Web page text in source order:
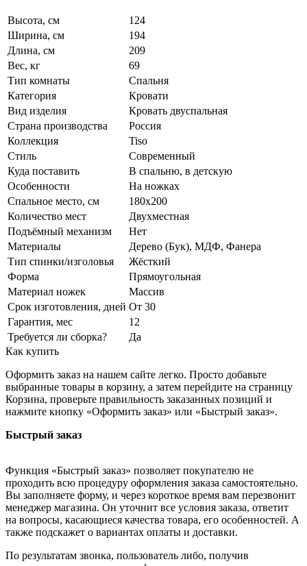
Высота, см
124
Ширина, см
194
Длина, см
209
Вес, кг
69
Тип комнаты
Спальня
Категория
Кровати
Вид изделия
Кровать двуспальная
Страна производства
Россия
Коллекция
Tiso
Стиль
Современный
Куда поставить
В спальню, в детскую
Особенности
На ножках
Спальное место, см
180х200
Количество мест
Двухместная
Подъёмный механизм
Нет
Материалы
Дерево (Бук), МДФ, Фанера
Тип спинки/изголовья
Жёсткий
Форма
Прямоугольная
Материал ножек
Массив
Срок изготовления, дней От 30
Гарантия, мес
12
Требуется ли сборка?
Да
Как купить
Оформить заказ на нашем сайте легко. Просто добавьте
выбранные товары в корзину, а затем перейдите на страницу
Корзина, проверьте правильность заказанных позиций и
нажмите кнопку «Оформить заказ» или «Быстрый заказ».
Быстрый заказ
Функция «Быстрый заказ» позволяет покупателю не
проходить всю процедуру оформления заказа самостоятельно.
Вы заполняете форму, и через короткое время вам перезвонит
менеджер магазина. Он уточнит все условия заказа, ответит
на вопросы, касающиеся качества товара, его особенностей. А
также подскажет о вариантах оплаты и доставки.
По результатам звонка, пользователь либо, получив